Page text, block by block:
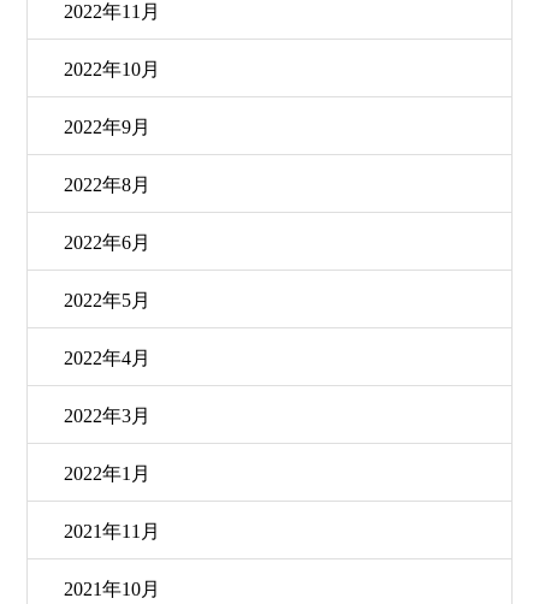
2022年11月
2022年10月
2022年9月
2022年8月
2022年6月
2022年5月
2022年4月
2022年3月
2022年1月
2021年11月
2021年10月